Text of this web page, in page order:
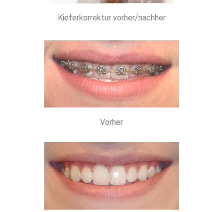
Kieferkorrektur vorher/nachher
Vorher